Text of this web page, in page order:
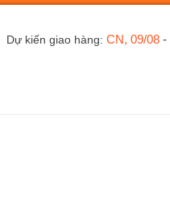
Dự kiến giao hàng: CN, 09/08-